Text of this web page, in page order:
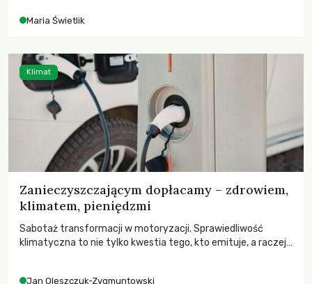
Maria Świetlik
Zanieczyszczającym dopłacamy – zdrowiem,
klimatem, pieniędzmi
Sabotaż transformacji w motoryzacji. Sprawiedliwość
klimatyczna to nie tylko kwestia tego, kto emituje, a raczej
Jan Oleszczuk-Zygmuntowski
Klimat